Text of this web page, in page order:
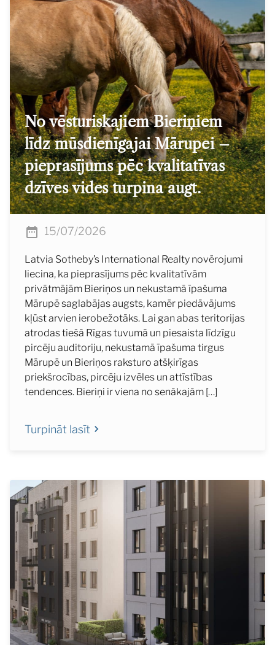
No vēsturiskajiem Bieriņiem
līdz mūsdienīgajai Mārupei –
pieprasījums pēc kvalitatīvas
dzīves vides turpina augt.
15/07/2026
Latvia Sotheby’s International Realty novērojumi
liecina, ka pieprasījums pēc kvalitatīvām
privātmājām Bieriņos un nekustamā īpašuma
Mārupē saglabājas augsts, kamēr piedāvājums
kļūst arvien ierobežotāks. Lai gan abas teritorijas
atrodas tiešā Rīgas tuvumā un piesaista līdzīgu
pircēju auditoriju, nekustamā īpašuma tirgus
Mārupē un Bieriņos raksturo atšķirīgas
priekšrocības, pircēju izvēles un attīstības
tendences. Bieriņi ir viena no senākajām […]
Turpināt lasīt